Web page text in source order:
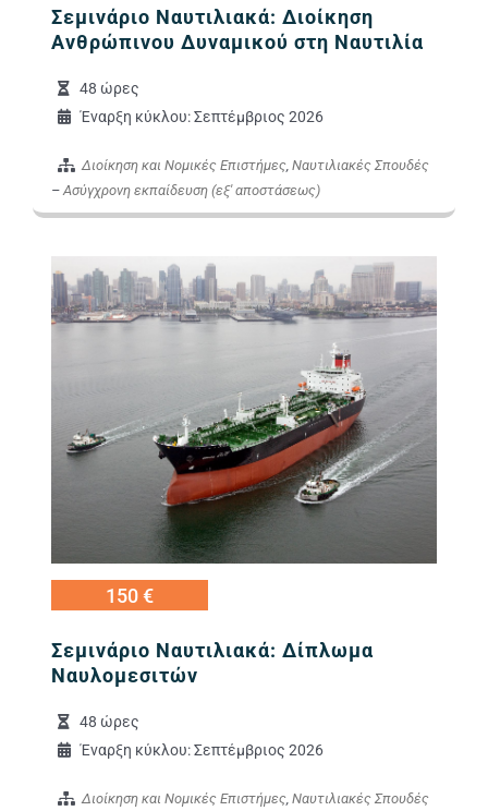
Σεμινάριο Ναυτιλιακά: Διοίκηση
Ανθρώπινου Δυναμικού στη Ναυτιλία
48 ώρες
Έναρξη κύκλου: Σεπτέμβριος 2026
Διοίκηση και Νομικές Επιστήμες ,Ναυτιλιακές Σπουδές
–Ασύγχρονη εκπαίδευση (εξ' αποστάσεως)
150 €
Σεμινάριο Ναυτιλιακά: Δίπλωμα
Ναυλομεσιτών
48 ώρες
Έναρξη κύκλου: Σεπτέμβριος 2026
Διοίκηση και Νομικές Επιστήμες,Ναυτιλιακές Σπουδές